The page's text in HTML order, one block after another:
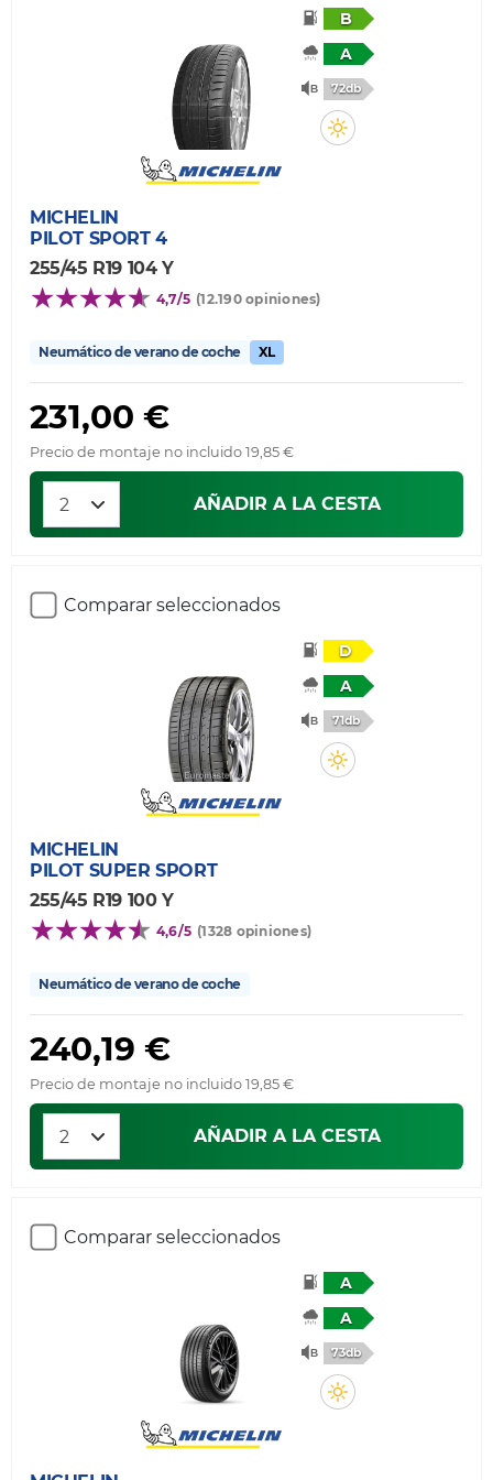
B
A
72db
MICHELIN
PILOT SPORT 4
255/45 R19 104 Y
4,7/5 (12.190 opiniones)
Neumático de verano de coche XL
231,00 €
Precio de montaje no incluido 19,85 €
AÑADIR A LA CESTA
Comparar seleccionados
D
A
71db
MICHELIN
PILOT SUPER SPORT
255/45 R19 100 Y
4,6/5 (1328 opiniones)
Neumático de verano de coche
240,19 €
Precio de montaje no incluido 19,85 €
AÑADIR A LA CESTA
Comparar seleccionados
A
A
73db